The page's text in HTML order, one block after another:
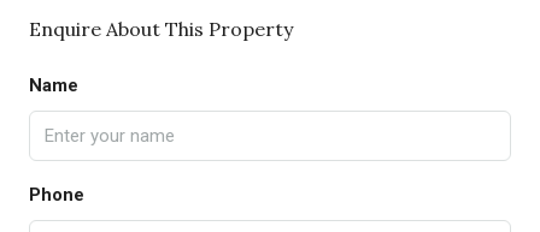
Enquire About This Property
Name
Phone